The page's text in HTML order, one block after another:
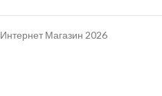
Интернет Магазин 2026